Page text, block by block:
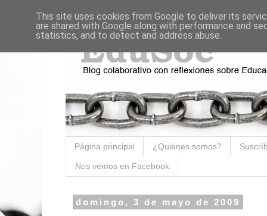
Página principal ¿Quienes somos?
Nos vemos en Facebook
domingo, 3 de mayo de 2009
This site uses cookies from Google to deliver its
are shared with Google along with performance and
statistics, and to detect and address abuse.